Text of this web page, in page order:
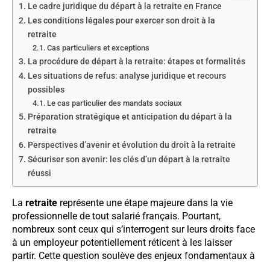
Le cadre juridique du départ à la retraite en France
Les conditions légales pour exercer son droit à la
retraite
Cas particuliers et exceptions
La procédure de départ à la retraite: étapes et formalités
Les situations de refus: analyse juridique et recours
possibles
Le cas particulier des mandats sociaux
Préparation stratégique et anticipation du départ à la
retraite
Perspectives d’avenir et évolution du droit à la retraite
Sécuriser son avenir: les clés d’un départ à la retraite
réussi
La retraite représente une étape majeure dans la vie
professionnelle de tout salarié français. Pourtant,
nombreux sont ceux qui s’interrogent sur leurs droits face
à un employeur potentiellement réticent à les laisser
partir. Cette question soulève des enjeux fondamentaux à